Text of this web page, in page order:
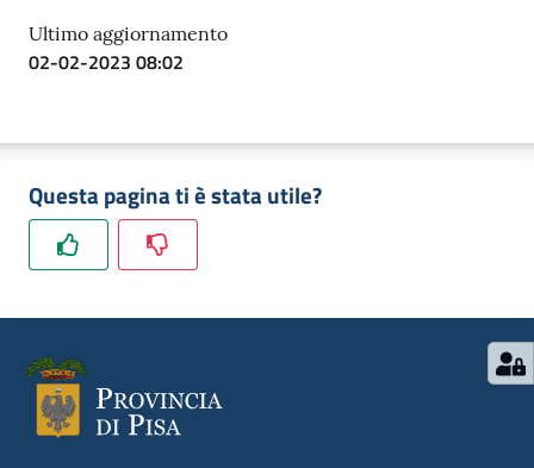
Ultimo aggiornamento
02-02-2023 08:02
Questa pagina ti è stata utile?